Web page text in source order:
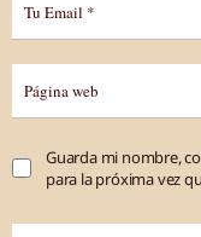
Guarda mi nombre,
para la próxima vez